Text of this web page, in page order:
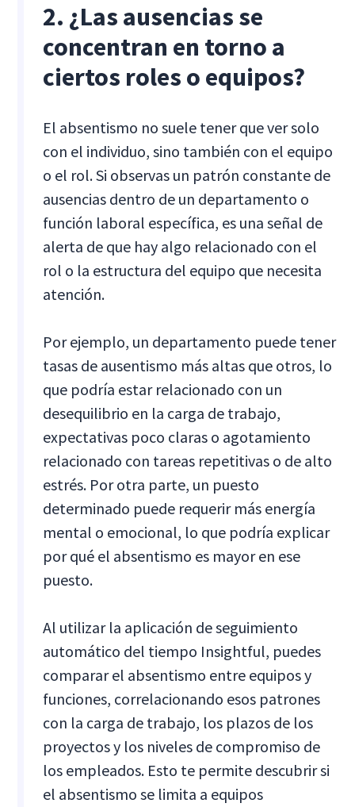
2. ¿Las ausencias se
concentran en torno a
ciertos roles o equipos?
El absentismo no suele tener que ver solo
con el individuo, sino también con el equipo
o el rol. Si observas un patrón constante de
ausencias dentro de un departamento o
función laboral específica, es una señal de
alerta de que hay algo relacionado con el
rol o la estructura del equipo que necesita
atención.
Por ejemplo, un departamento puede tener
tasas de ausentismo más altas que otros, lo
que podría estar relacionado con un
desequilibrio en la carga de trabajo,
expectativas poco claras o agotamiento
relacionado con tareas repetitivas o de alto
estrés. Por otra parte, un puesto
determinado puede requerir más energía
mental o emocional, lo que podría explicar
por qué el absentismo es mayor en ese
puesto.
Al utilizar la aplicación de seguimiento
automático del tiempo Insightful, puedes
comparar el absentismo entre equipos y
funciones, correlacionando esos patrones
con la carga de trabajo, los plazos de los
proyectos y los niveles de compromiso de
los empleados. Esto te permite descubrir si
el absentismo se limita a equipos